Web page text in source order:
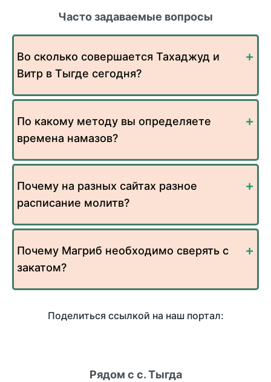
Часто задаваемые вопросы
Во сколько совершается Тахаджуд и
Витр в Тыгде сегодня?
По какому методу вы определяете
времена намазов?
Почему на разных сайтах разное
расписание молитв?
Почему Магриб необходимо сверять с
закатом?
Поделиться ссылкой на наш портал:
Рядом с с. Тыгда